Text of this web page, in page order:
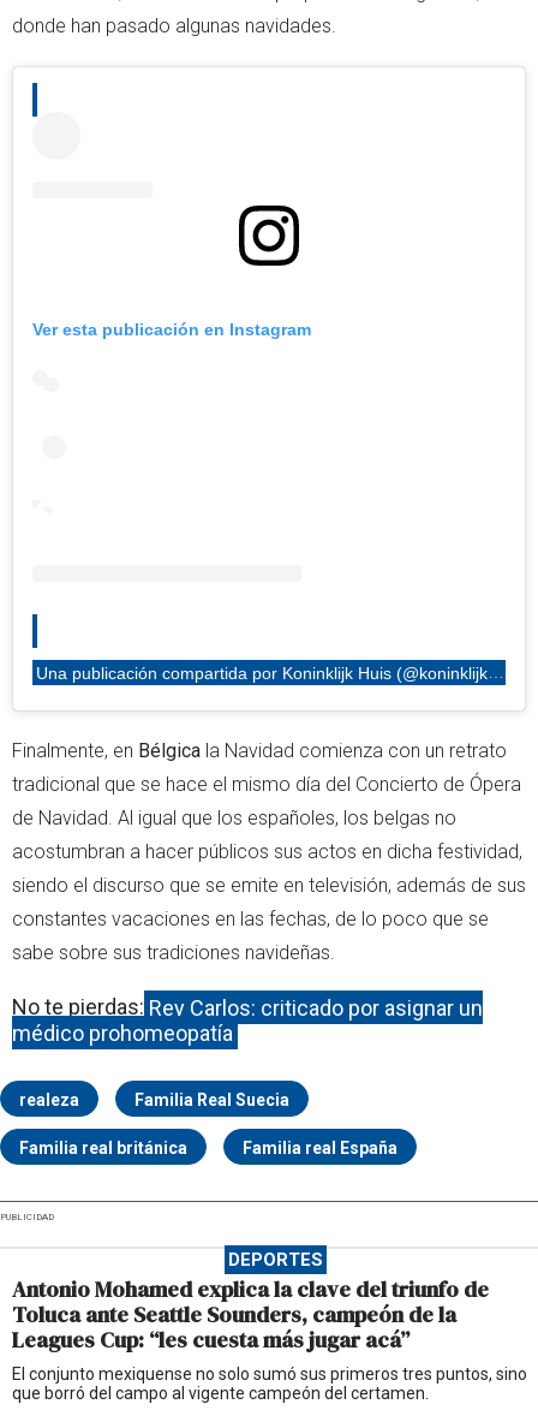
donde han pasado algunas navidades.
Ver esta publicación en Instagram
Una publicación compartida por Koninklijk Huis (@koninklijkhuis)
Finalmente, en Bélgica la Navidad comienza con un retrato
tradicional que se hace el mismo día del Concierto de Ópera
de Navidad. Al igual que los españoles, los belgas no
acostumbran a hacer públicos sus actos en dicha festividad,
siendo el discurso que se emite en televisión, además de sus
constantes vacaciones en las fechas, de lo poco que se
sabe sobre sus tradiciones navideñas.
No te pierdas: Rey Carlos: criticado por asignar un
médico prohomeopatía
realeza Familia Real Suecia
Familia real británica Familia real España
PUBLICIDAD
DEPORTES
Antonio Mohamed explica la clave del triunfo de
Toluca ante Seattle Sounders, campeón de la
Leagues Cup: “les cuesta más jugar acá”
El conjunto mexiquense no solo sumó sus primeros tres puntos, sino
que borró del campo al vigente campeón del certamen.